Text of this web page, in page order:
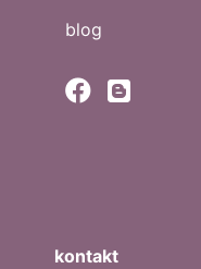
blog
kontakt